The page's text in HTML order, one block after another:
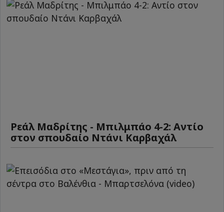
Ρεάλ Μαδρίτης - Μπιλμπάο 4-2: Αντίο
στον σπουδαίο Ντάνι Καρβαχάλ